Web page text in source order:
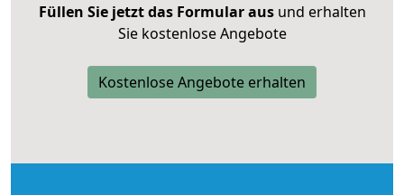
Füllen Sie jetzt das Formular ausund erhalten
Sie kostenlose Angebote
Kostenlose Angebote erhalten